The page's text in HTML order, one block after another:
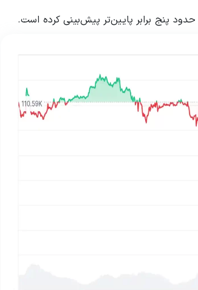
پنج برابر پایین‌تر پیش‌بینی کرده است.